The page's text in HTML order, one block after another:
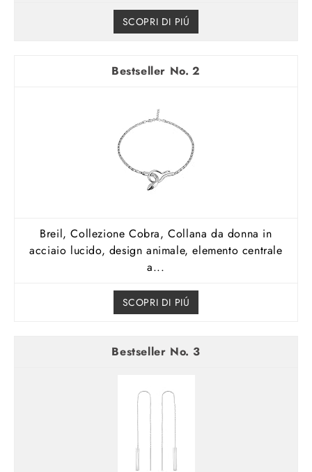
SCOPRI DI PIÚ
2
Breil, Collezione Cobra, Collana da donna in
acciaio lucido, design animale, elemento centrale
a...
SCOPRI DI PIÚ
3